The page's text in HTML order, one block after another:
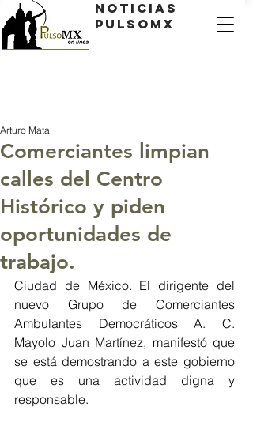
Noticias
PulsoMX
Comerciantes limpian
calles del Centro
Histórico y piden
oportunidades de
trabajo.
Arturo Mata
Ciudad de México. El dirigente del
nuevo Grupo de Comerciantes
Ambulantes Democráticos A. C.
Mayolo Juan Martínez, manifestó que
se está demostrando a este gobierno
que es una actividad digna y
responsable.